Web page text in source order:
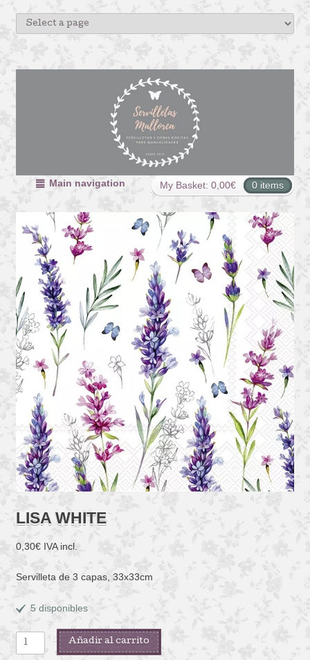
My Basket: 0,00€ 0 items
Main navigation
LISA WHITE
0,30€ IVA incl.
Servilleta de 3 capas, 33x33cm
5 disponibles
LISA
WHITE
Añadir al carrito